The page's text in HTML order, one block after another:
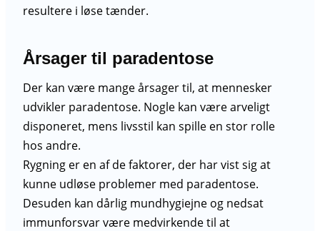
resultere i løse tænder.
Årsager til paradentose
Der kan være mange årsager til, at mennesker
udvikler paradentose. Nogle kan være arveligt
disponeret, mens livsstil kan spille en stor rolle
hos andre.
Rygning er en af de faktorer, der har vist sig at
kunne udløse problemer med paradentose.
Desuden kan dårlig mundhygiejne og nedsat
immunforsvar være medvirkende til at